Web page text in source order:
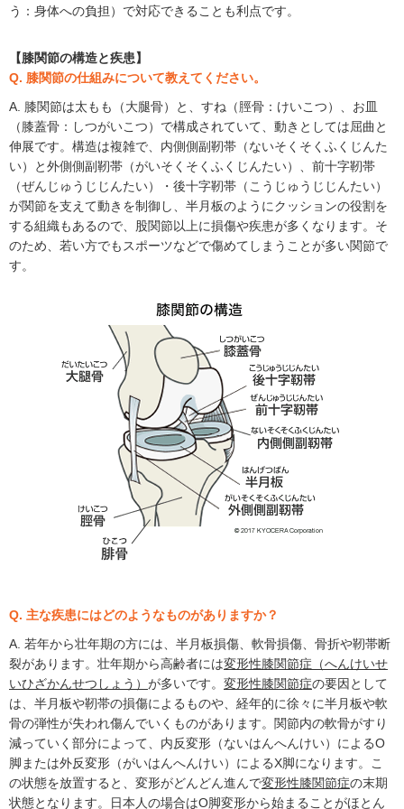
う：身体への負担）で対応できることも利点です。
【膝関節の構造と疾患】
Q. 膝関節の仕組みについて教えてください。
A. 膝関節は太もも（大腿骨）と、すね（脛骨：けいこつ）、お皿
（膝蓋骨：しつがいこつ）で構成されていて、動きとしては屈曲と
伸展です。構造は複雑で、内側側副靭帯（ないそくそくふくじんた
い）と外側側副靭帯（がいそくそくふくじんたい）、前十字靭帯
（ぜんじゅうじじんたい）・後十字靭帯（こうじゅうじじんたい）
が関節を支えて動きを制御し、半月板のようにクッションの役割を
する組織もあるので、股関節以上に損傷や疾患が多くなります。そ
のため、若い方でもスポーツなどで傷めてしまうことが多い関節で
す。
Q. 主な疾患にはどのようなものがありますか？
A. 若年から壮年期の方には、半月板損傷、軟骨損傷、骨折や靭帯断
裂があります。壮年期から高齢者には変形性膝関節症（へんけいせ
いひざかんせつしょう） が多いです。 変形性膝関節症の要因として
は、半月板や靭帯の損傷によるものや、経年的に徐々に半月板や軟
骨の弾性が失われ傷んでいくものがあります。関節内の軟骨がすり
減っていく部分によって、内反変形（ないはんへんけい）によるO
脚または外反変形（がいはんへんけい）によるX脚になります。こ
の状態を放置すると、変形がどんどん進んで変形性膝関節症の末期
状態となります。日本人の場合はO脚変形から始まることがほとん